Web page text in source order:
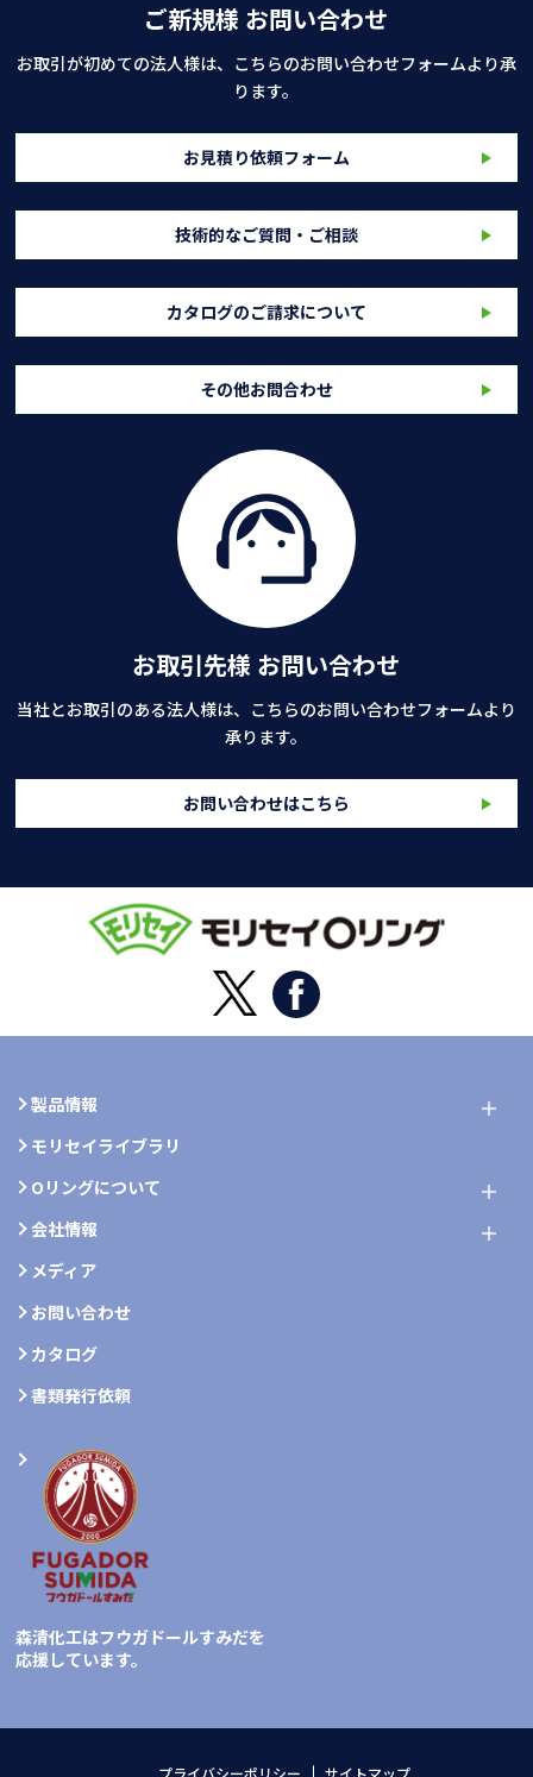
ご新規様 お問い合わせ
お取引が初めての法人様は、こちらのお問い合わせフォームより承
ります。
お見積り依頼フォーム
技術的なご質問・ご相談
カタログのご請求について
その他お問合わせ
お取引先様 お問い合わせ
当社とお取引のある法人様は、こちらのお問い合わせフォームより
承ります。
お問い合わせはこちら
製品情報
モリセイライブラリ
Oリングについて
会社情報
メディア
お問い合わせ
カタログ
書類発行依頼
森清化工はフウガドールすみだを
応援しています。
プライバシーポリシー サイトマップ